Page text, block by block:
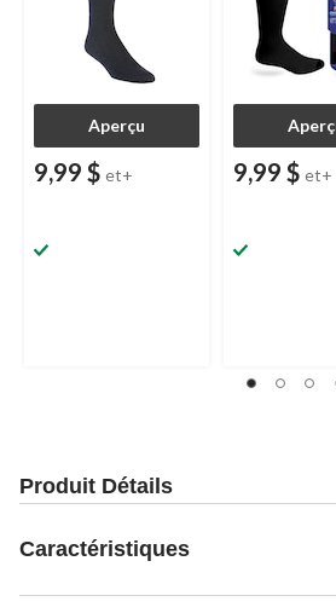
Aperçu
9,99 $ et+ 9,99 $ et+
Produit Détails
Caractéristiques